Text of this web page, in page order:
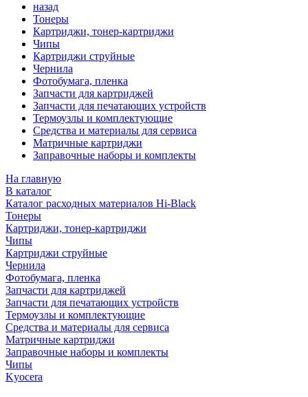
назад
Тонеры
Картриджи, тонер-картриджи
Чипы
Картриджи струйные
Чернила
Фотобумага, пленка
Запчасти для картриджей
Запчасти для печатающих устройств
Термоузлы и комплектующие
Средства и материалы для сервиса
Матричные картриджи
Заправочные наборы и комплекты
На главную
В каталог
Каталог расходных материалов Hi-Black
Тонеры
Картриджи, тонер-картриджи
Чипы
Картриджи струйные
Чернила
Фотобумага, пленка
Запчасти для картриджей
Запчасти для печатающих устройств
Термоузлы и комплектующие
Средства и материалы для сервиса
Матричные картриджи
Заправочные наборы и комплекты
Чипы
Kyocera